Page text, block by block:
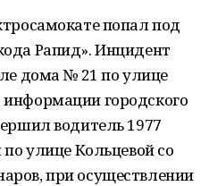
попал под
Рапид». Инцидент
дома № 21 по улице
городского
водитель 1977
улице Кольцевой со
при осуществлении